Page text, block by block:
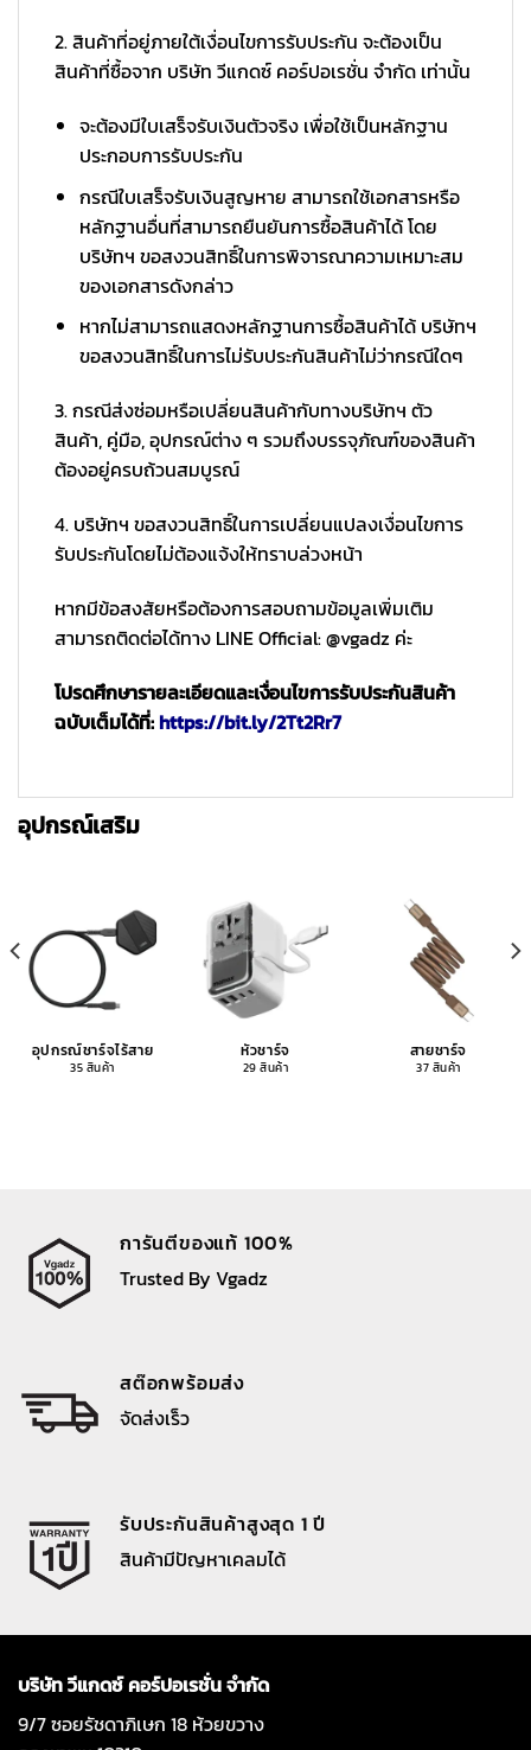
2. สินค้าที่อยู่ภายใต้เงื่อนไขการรับประกัน จะต้องเป็น
สินค้าที่ซื้อจาก บริษัท วีแกดซ์ คอร์ปอเรชั่น จำกัด เท่านั้น
จะต้องมีใบเสร็จรับเงินตัวจริง เพื่อใช้เป็นหลักฐาน
ประกอบการรับประกัน
กรณีใบเสร็จรับเงินสูญหาย สามารถใช้เอกสารหรือ
หลักฐานอื่นที่สามารถยืนยันการซื้อสินค้าได้ โดย
บริษัทฯ ขอสงวนสิทธิ์ในการพิจารณาความเหมาะสม
ของเอกสารดังกล่าว
หากไม่สามารถแสดงหลักฐานการซื้อสินค้าได้ บริษัทฯ
ขอสงวนสิทธิ์ในการไม่รับประกันสินค้าไม่ว่ากรณีใดๆ
3. กรณีส่งซ่อมหรือเปลี่ยนสินค้ากับทางบริษัทฯ ตัว
สินค้า, คู่มือ, อุปกรณ์ต่าง ๆ รวมถึงบรรจุภัณฑ์ของสินค้า
ต้องอยู่ครบถ้วนสมบูรณ์
4. บริษัทฯ ขอสงวนสิทธิ์ในการเปลี่ยนแปลงเงื่อนไขการ
รับประกันโดยไม่ต้องแจ้งให้ทราบล่วงหน้า
หากมีข้อสงสัยหรือต้องการสอบถามข้อมูลเพิ่มเติม
สามารถติดต่อได้ทาง LINE Official: @vgadz ค่ะ
โปรดศึกษารายละเอียดและเงื่อนไขการรับประกันสินค้า
ฉบับเต็มได้ที่:https://bit.ly/2Tt2Rr7
อุปกรณ์เสริม
อุปกรณ์ชาร์จไร้สาย
35 สินค้า
หัวชาร์จ
29 สินค้า
สายชาร์จ
37 สินค้า
การันตีของแท้ 100%
Trusted By Vgadz
สต๊อกพร้อมส่ง
จัดส่งเร็ว
รับประกันสินค้าสูงสุด 1 ปี
สินค้ามีปัญหาเคลมได้
บริษัท วีแกดซ์ คอร์ปอเรชั่น จำกัด
9/7 ซอยรัชดาภิเษก 18 ห้วยขวาง